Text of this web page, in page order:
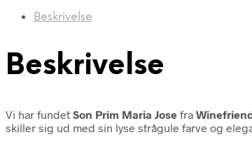
Beskrivelse
Beskrivelse
Vi har fundet Son Prim Maria Jose fra
skiller sig ud med sin lyse strågule farve og